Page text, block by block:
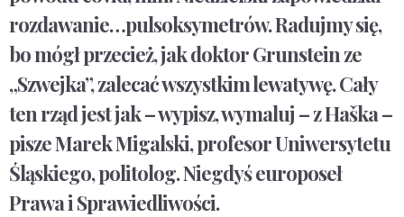
rozdawanie…pulsoksymetrów. Radujmy się,
bo mógł przecież, jak doktor Grunstein ze
„Szwejka”, zalecać wszystkim lewatywę. Cały
ten rząd jest jak – wypisz, wymaluj – z Haška –
pisze Marek Migalski, profesor Uniwersytetu
Śląskiego, politolog. Niegdyś europoseł
Prawa i Sprawiedliwości.